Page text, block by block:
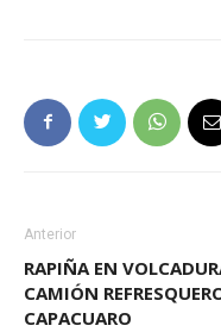
Anterior
RAPIÑA EN
CAMIÓN
CAPACUARO